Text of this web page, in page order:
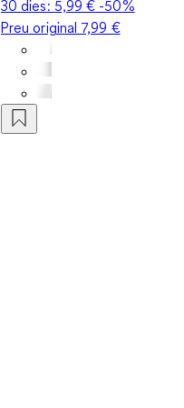
30 dies: 5,99 € -50%
Preu original 7,99 €